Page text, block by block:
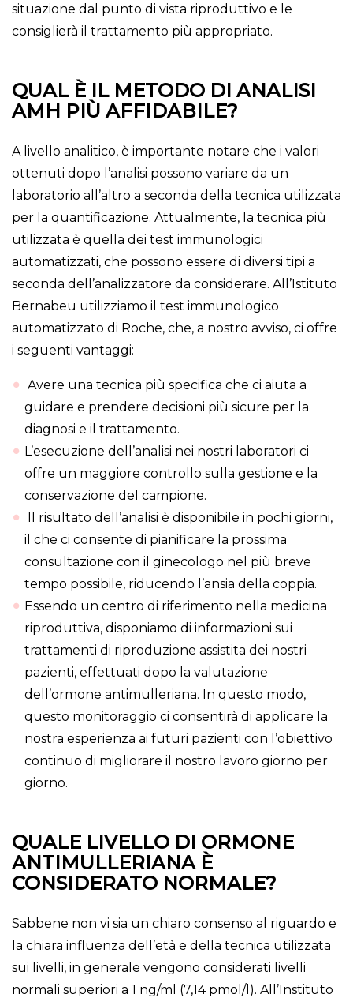
situazione dal punto di vista riproduttivo e le
consiglierà il trattamento più appropriato.
QUAL È IL METODO DI ANALISI
AMH PIÙ AFFIDABILE?
A livello analitico, è importante notare che i valori
ottenuti dopo l’analisi possono variare da un
laboratorio all’altro a seconda della tecnica utilizzata
per la quantificazione. Attualmente, la tecnica più
utilizzata è quella dei test immunologici
automatizzati, che possono essere di diversi tipi a
seconda dell’analizzatore da considerare. All’Istituto
Bernabeu utilizziamo il test immunologico
automatizzato di Roche, che, a nostro avviso, ci offre
i seguenti vantaggi:
Avere una tecnica più specifica che ci aiuta a
guidare e prendere decisioni più sicure per la
diagnosi e il trattamento.
L’esecuzione dell’analisi nei nostri laboratori ci
offre un maggiore controllo sulla gestione e la
conservazione del campione.
Il risultato dell’analisi è disponibile in pochi giorni,
il che ci consente di pianificare la prossima
consultazione con il ginecologo nel più breve
tempo possibile, riducendo l’ansia della coppia.
Essendo un centro di riferimento nella medicina
riproduttiva, disponiamo di informazioni sui
trattamenti di riproduzione assistita dei nostri
pazienti, effettuati dopo la valutazione
dell’ormone antimulleriana. In questo modo,
questo monitoraggio ci consentirà di applicare la
nostra esperienza ai futuri pazienti con l’obiettivo
continuo di migliorare il nostro lavoro giorno per
giorno.
QUALE LIVELLO DI ORMONE
ANTIMULLERIANA È
CONSIDERATO NORMALE?
Sabbene non vi sia un chiaro consenso al riguardo e
la chiara influenza dell’età e della tecnica utilizzata
sui livelli, in generale vengono considerati livelli
normali superiori a 1 ng/ml (7,14 pmol/l). All’Instituto